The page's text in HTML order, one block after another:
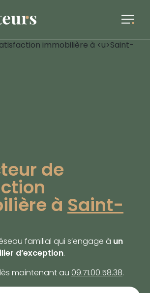
de
à Saint-
familial qui s’engage à un
d’exception.
maintenant au 09.71.00.58.38.